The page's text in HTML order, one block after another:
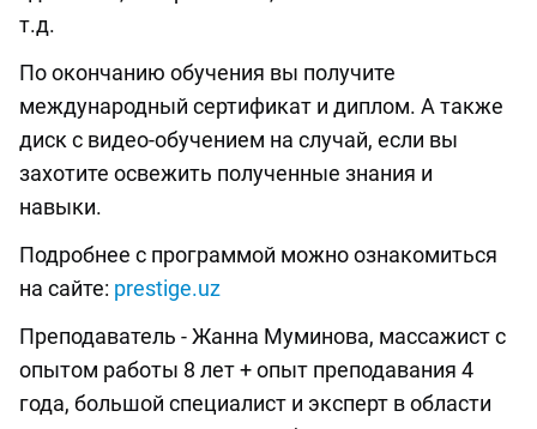
т.д.
По окончанию обучения вы получите
международный сертификат и диплом. А также
диск с видео-обучением на случай, если вы
захотите освежить полученные знания и
навыки.
Подробнее с программой можно ознакомиться
на сайте: prestige.uz
Преподаватель - Жанна Муминова, массажист с
опытом работы 8 лет + опыт преподавания 4
года, большой специалист и эксперт в области